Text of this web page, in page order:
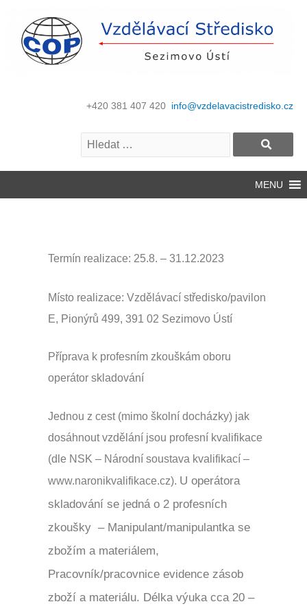
+420 381 407 420 info@vzdelavacistredisko.cz
MENU
Termín realizace: 25.8. – 31.12.2023
Místo realizace: Vzdělávací středisko/pavilon
E, Pionýrů 499, 391 02 Sezimovo Ústí
Příprava k profesním zkouškám oboru
operátor skladování
Jednou z cest (mimo školní docházky) jak
dosáhnout vzdělání jsou profesní kvalifikace
(dle NSK – Národní soustava kvalifikací –
www.naronikvalifikace.cz). U operátora
skladování se jedná o 2 profesních
zkoušky – Manipulant/manipulantka se
zbožím a materiálem,
Pracovník/pracovnice evidence zásob
zboží a materiálu. Délka výuka cca 20 –